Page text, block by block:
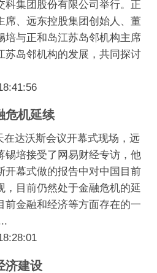
科集团股份有限公司举行。正
席、远东控股集团创始人、董
培与正和岛江苏岛邻机构主席
苏岛邻机构的发展，共同探讨
危机延续
在达沃斯会议开幕式现场，远
锡培接受了网易财经专访，他
开幕式做的报告中对中国目前
，目前仍然处于金融危机的延
前金融和经济等方面存在的一
济建设